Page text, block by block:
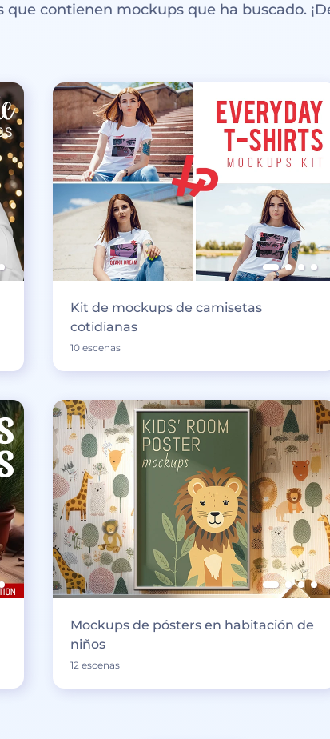
que contienen mockups que ha buscado.
Kit de mockups de camisetas
cotidianas
10 escenas
Mockups de pósters en habitación de
niños
12 escenas